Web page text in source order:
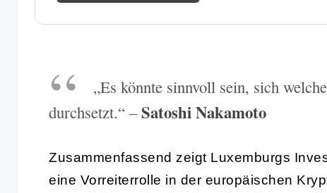
„Es könnte sinnvoll sein, sich
durchsetzt.“ –SatoshiNakamoto
Zusammenfassend zeigt Luxemburgs
eine Vorreiterrolle in der europäischen